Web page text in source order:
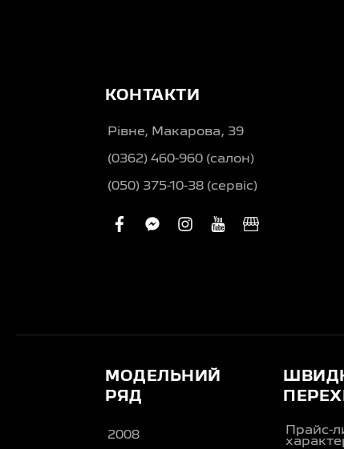
КОНТАКТИ
Рівне, Макарова, 39
(0362) 460-960 (салон)
(050) 375-10-38 (сервіс)
facebook
facebook-
instagram
youtube
business
МОДЕЛЬНИЙ
РЯД
2008
Прайс-